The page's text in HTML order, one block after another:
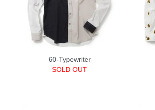
60-Typewriter
SOLD OUT